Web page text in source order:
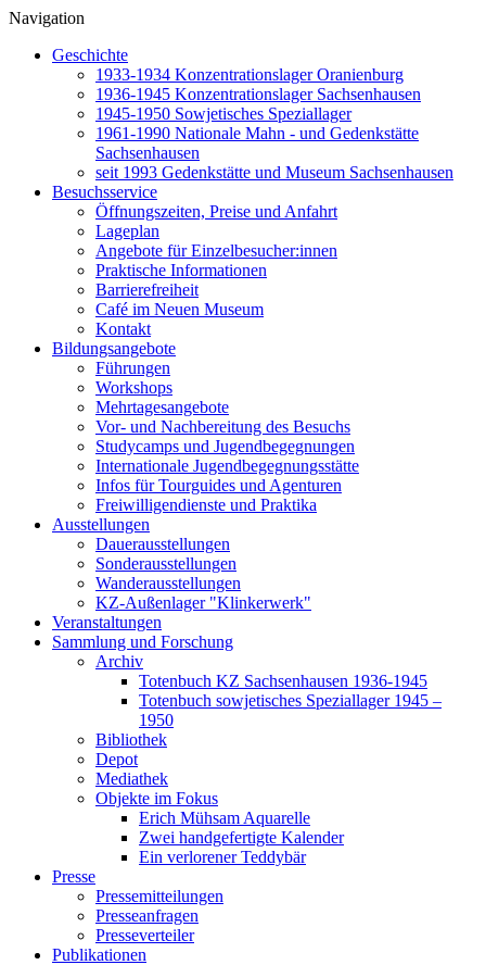
Navigation
Geschichte
1933-1934 Konzentrationslager Oranienburg
1936-1945 Konzentrationslager Sachsenhausen
1945-1950 Sowjetisches Speziallager
1961-1990 Nationale Mahn - und Gedenkstätte
Sachsenhausen
seit 1993 Gedenkstätte und Museum Sachsenhausen
Besuchsservice
Öffnungszeiten, Preise und Anfahrt
Lageplan
Angebote für Einzelbesucher:innen
Praktische Informationen
Barrierefreiheit
Café im Neuen Museum
Kontakt
Bildungsangebote
Führungen
Workshops
Mehrtagesangebote
Vor- und Nachbereitung des Besuchs
Studycamps und Jugendbegegnungen
Internationale Jugendbegegnungsstätte
Infos für Tourguides und Agenturen
Freiwilligendienste und Praktika
Ausstellungen
Dauerausstellungen
Sonderausstellungen
Wanderausstellungen
KZ-Außenlager "Klinkerwerk"
Veranstaltungen
Sammlung und Forschung
Archiv
Totenbuch KZ Sachsenhausen 1936-1945
Totenbuch sowjetisches Speziallager 1945 –
1950
Bibliothek
Depot
Mediathek
Objekte im Fokus
Erich Mühsam Aquarelle
Zwei handgefertigte Kalender
Ein verlorener Teddybär
Presse
Pressemitteilungen
Presseanfragen
Presseverteiler
Publikationen